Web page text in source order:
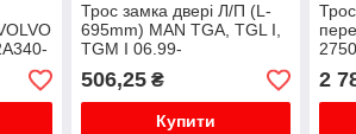
Трос замка двері Л/П (L-
695mm) MAN TGA, TGL I,
TGM I 06.99-
506,25₴
Купити
2